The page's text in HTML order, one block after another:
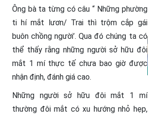
Ông bà ta từng có câu “ Những phường
ti hí mắt lươn/ Trai thì trộm cắp gái
buôn chồng người’. Qua đó chúng ta có
thể thấy rằng những người sở hữu đôi
mắt 1 mí thực tế chưa bao giờ được
nhận định, đánh giá cao.
Những người sở hữu đôi mắt 1 mí
thường đôi mắt có xu hướng nhỏ hẹp,